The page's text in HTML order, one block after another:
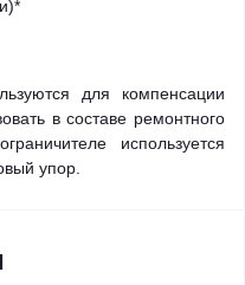
для компенсации
в составе ремонтного
используется
упор.